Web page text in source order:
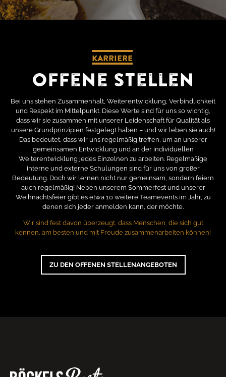
Karriere
Offene Stellen
Bei uns stehen Zusammenhalt, Weiterentwicklung, Verbindlichkeit
und Respekt im Mittelpunkt. Diese Werte sind für uns so wichtig,
dass wir sie zusammen mit unserer Leidenschaft für Qualität als
unsere Grundprinzipien festgelegt haben – und wir leben sie auch!
Das bedeutet, dass wir uns regelmäßig treffen, um an unserer
gemeinsamen Entwicklung und an der individuellen
Weiterentwicklung jedes Einzelnen zu arbeiten. Regelmäßige
interne und externe Schulungen sind für uns von großer
Bedeutung. Doch wir lernen nicht nur gemeinsam, sondern feiern
auch regelmäßig! Neben unserem Sommerfest und unserer
Weihnachtsfeier gibt es etwa 10 weitere Teamevents im Jahr, zu
denen sich jeder anmelden kann, der möchte.
Wir sind fest davon überzeugt, dass Menschen, die sich gut
kennen, am besten und mit Freude zusammenarbeiten können!
ZU DEN OFFENEN STELLENANGEBOTEN